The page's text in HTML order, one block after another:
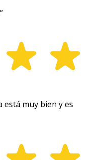
”
está muy bien y es